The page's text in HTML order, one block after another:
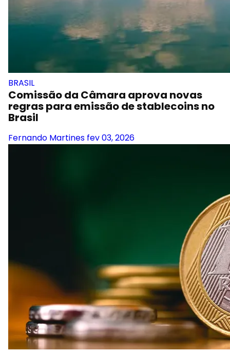
BRASIL
Comissão da Câmara aprova novas
regras para emissão de stablecoins no
Brasil
Fernando Martines fev 03, 2026